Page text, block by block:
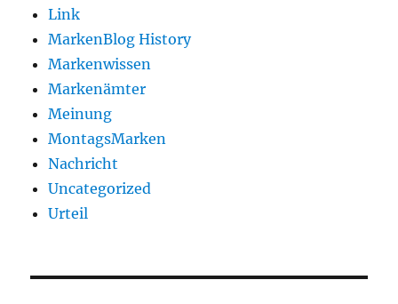
Link
MarkenBlog History
Markenwissen
Markenämter
Meinung
MontagsMarken
Nachricht
Uncategorized
Urteil